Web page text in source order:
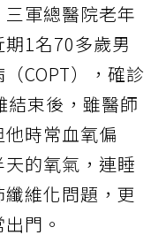
軍總醫院老年
1名70多歲男
COPT），確診
結束後，雖醫師
時常血氧偏
的氧氣，連睡
維化問題，更
門。